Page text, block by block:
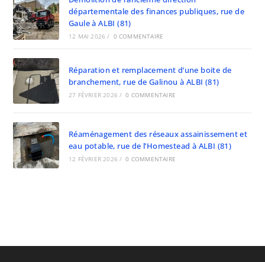
départementale des finances publiques, rue de
Gaule à ALBI (81)
12 MAI 2026 / 0 COMMENTAIRE
Réparation et remplacement d’une boite de
branchement, rue de Galinou à ALBI (81)
27 FÉVRIER 2026 / 0 COMMENTAIRE
Réaménagement des réseaux assainissement et
eau potable, rue de l’Homestead à ALBI (81)
12 FÉVRIER 2026 / 0 COMMENTAIRE